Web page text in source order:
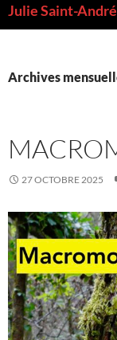
Julie Saint-André
Archives
27 OCTOBRE 2025